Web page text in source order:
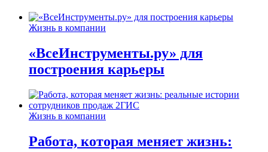
Жизнь в компании
«ВсеИнструменты.ру» для
построения карьеры
Жизнь в компании
Работа, которая меняет жизнь: